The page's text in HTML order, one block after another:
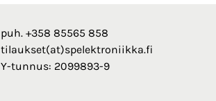
puh. +358 85565 858
tilaukset(at)spelektroniikka.fi
Y-tunnus: 2099893-9